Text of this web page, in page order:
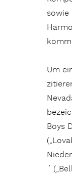
sowie
Um
Boys
´